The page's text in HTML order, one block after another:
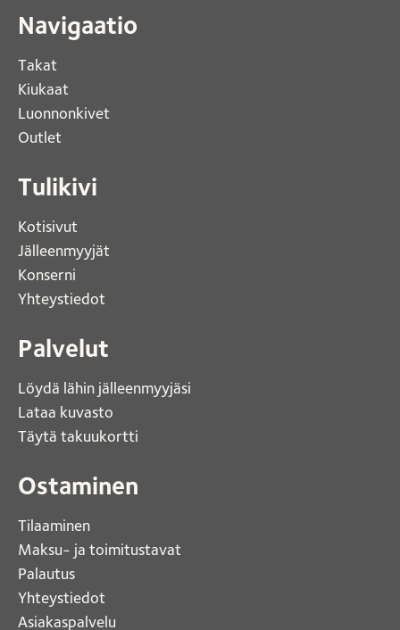
Navigaatio
Takat
Kiukaat
Luonnonkivet
Outlet
Tulikivi
Kotisivut
Jälleenmyyjät
Konserni
Yhteystiedot
Palvelut
Löydä lähin jälleenmyyjäsi
Lataa kuvasto
Täytä takuukortti
Ostaminen
Tilaaminen
Maksu- ja toimitustavat
Palautus
Yhteystiedot
Asiakaspalvelu